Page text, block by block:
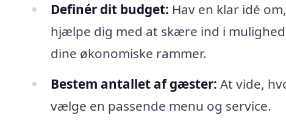
Definér dit budget: Hav en klar idé
hjælpe dig med at skære ind i
dine økonomiske rammer.
Bestem antallet af gæster: At vide,
vælge en passende menu og service.